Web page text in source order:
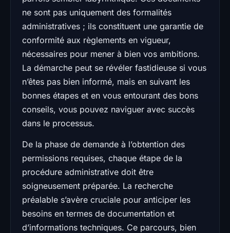
ne sont pas uniquement des formalités
administratives ; ils constituent une garantie de
conformité aux règlements en vigueur,
nécessaires pour mener à bien vos ambitions.
La démarche peut se révéler fastidieuse si vous
n’êtes pas bien informé, mais en suivant les
bonnes étapes et en vous entourant des bons
conseils, vous pouvez naviguer avec succès
dans le processus.
De la phase de demande à l’obtention des
permissions requises, chaque étape de la
procédure administrative doit être
soigneusement préparée. La recherche
préalable s’avère cruciale pour anticiper les
besoins en termes de documentation et
d’informations techniques. Ce parcours, bien